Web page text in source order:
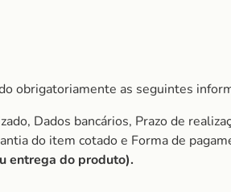
obrigatoriamente as seguintes
Dados bancários, Prazo de
do item cotado e Forma de
entrega do produto).